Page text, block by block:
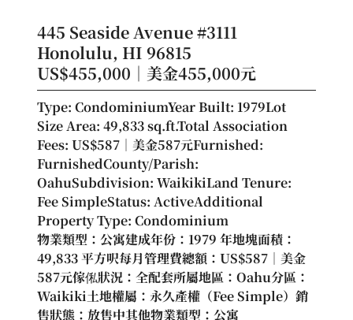
445 Seaside Avenue #3111
Honolulu, HI 96815
US$455,000｜美金455,000元
Type: CondominiumYear Built: 1979Lot
Size Area: 49,833 sq.ft.Total Association
Fees: US$587｜美金587元Furnished:
FurnishedCounty/Parish:
OahuSubdivision: WaikikiLand Tenure:
Fee SimpleStatus: ActiveAdditional
Property Type: Condominium
物業類型：公寓建成年份：1979 年地塊面積：
49,833 平方呎每月管理費總額：US$587｜美金
587元傢俬狀況：全配套所屬地區：Oahu分區：
Waikiki土地權屬：永久產權（Fee Simple）銷
售狀態：放售中其他物業類型：公寓